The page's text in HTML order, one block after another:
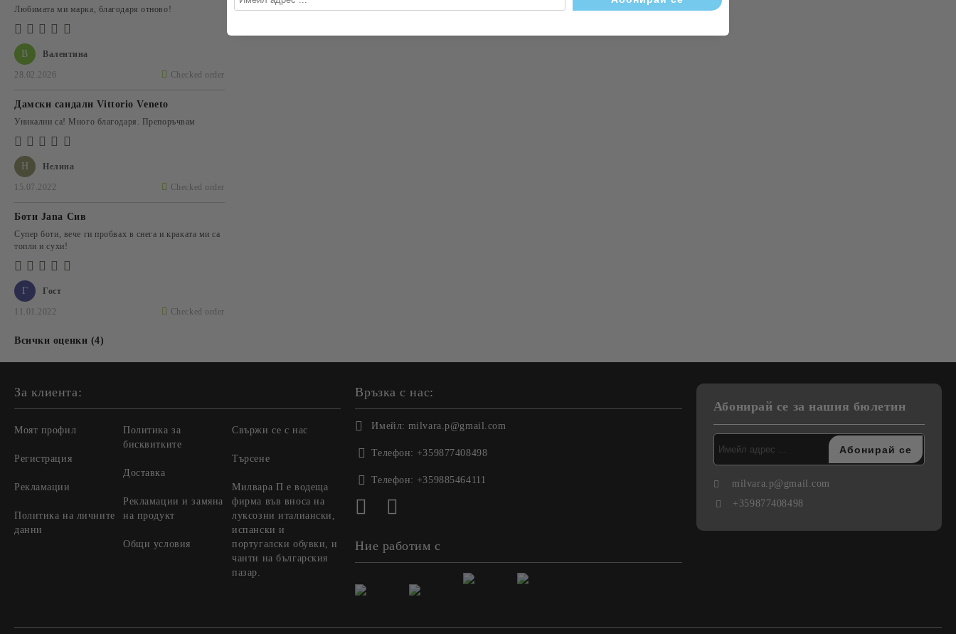
В Валентина
28.02.2026 Checked order
Любимата ми марка, благодаря отново!
Н Нелина
15.07.2022 Checked order
Дамски сандали Vittorio Veneto
Уникални са! Много благодаря. Препоръчвам
Г Гост
11.01.2022 Checked order
Боти Jana Сив
Супер боти, вече ги пробвах в снега и краката ми са
топли и сухи!
Всички оценки (4)
За клиента:
Моят профил
Регистрация
Рекламации
Политика на личните
данни
Политика за
бисквитките
Доставка
Рекламации и замяна
на продукт
Общи условия
Свържи се с нас
Търсене
Милвара П е водеща
фирма във вноса на
луксозни италиански,
испански и
португалски обувки, и
чанти на българския
пазар.
Връзка с нас:
Имейл: milvara.p@gmail.com
Телефон: +359877408498
Телефон: +359885464111
Ние работим с
Абонирай се за нашия бюлетин
milvara.p@gmail.com
+359877408498